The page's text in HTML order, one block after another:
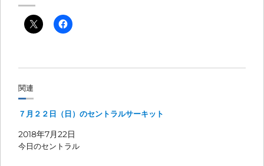
関連
７月２２日（日）のセントラルサーキット
2018年7月22日
今日のセントラル